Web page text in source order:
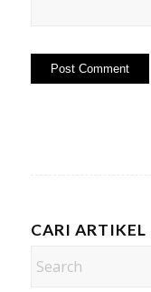
CARI ARTIKEL